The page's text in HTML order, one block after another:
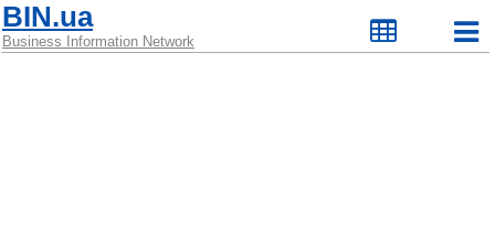
BIN.ua
Business Information Network